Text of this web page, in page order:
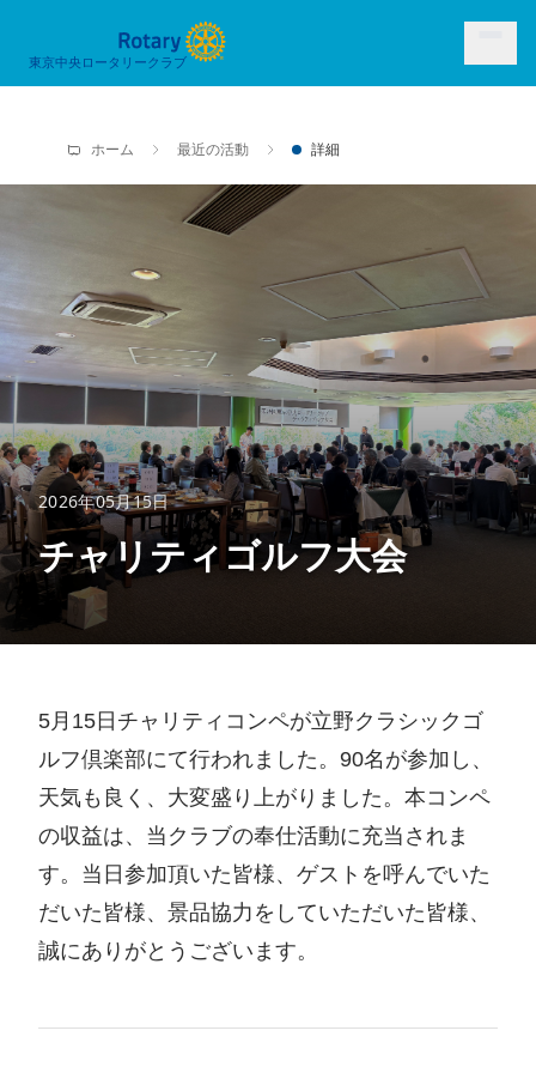
東京中央ロータリークラブ
ホーム 最近の活動 詳細
2026年05月15日
チャリティゴルフ大会
5月15日チャリティコンペが立野クラシックゴ
ルフ倶楽部にて行われました。90名が参加し、
天気も良く、大変盛り上がりました。本コンペ
の収益は、当クラブの奉仕活動に充当されま
す。当日参加頂いた皆様、ゲストを呼んでいた
だいた皆様、景品協力をしていただいた皆様、
誠にありがとうございます。